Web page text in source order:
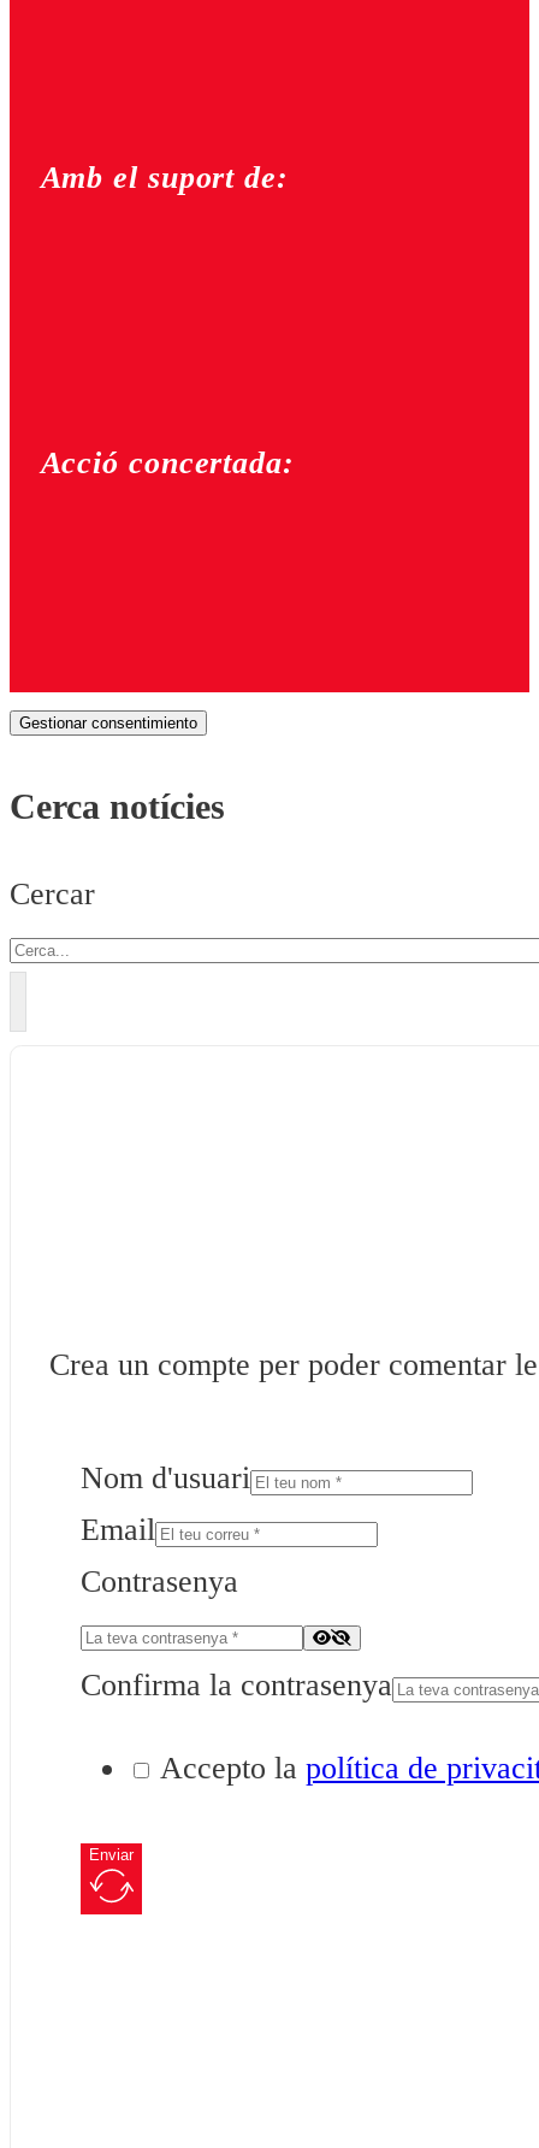
Amb el suport de:
Acció concertada:
Gestionar consentimiento
Cerca notícies
Cercar
Crea un compte per poder comentar
Nom d'usuari
Email
Contrasenya
Confirma la contrasenya
Accepto la política de
Enviar